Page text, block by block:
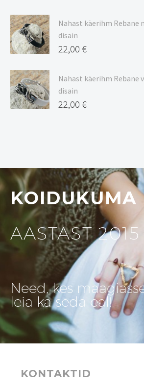
Nahast käerihm Rebane
disain
22,00 €
Nahast käerihm Rebane
disain
22,00 €
KOIDUKUMA
AASTAST 2015
Need, kes
leia ka seda eal!
KONTAKTID